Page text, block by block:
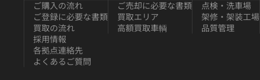
ご購入の流れ
ご登録に必要な書類
買取の流れ
ご売却に必要な書類
買取エリア
高額買取車輌
点検・洗車場
架修・架装工場
品質管理
採用情報
各拠点連絡先
よくあるご質問